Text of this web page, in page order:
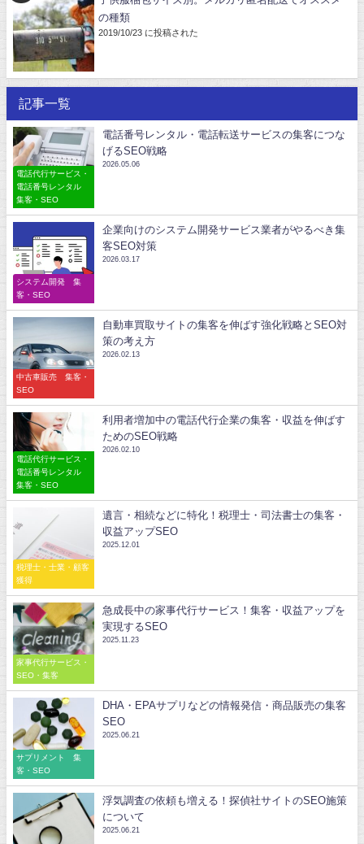
の種類
2019/10/23 に投稿された
記事一覧
電話代行サービス・
電話番号レンタル
集客・SEO
電話番号レンタル・電話転送サービスの集客につな
げるSEO戦略
2026.05.06
システム開発 集
客・SEO
企業向けのシステム開発サービス業者がやるべき集
客SEO対策
2026.03.17
中古車販売 集客・
SEO
自動車買取サイトの集客を伸ばす強化戦略とSEO対
策の考え方
2026.02.13
電話代行サービス・
電話番号レンタル
集客・SEO
利用者増加中の電話代行企業の集客・収益を伸ばす
ためのSEO戦略
2026.02.10
税理士・士業・顧客
獲得
遺言・相続などに特化！税理士・司法書士の集客・
収益アップSEO
2025.12.01
家事代行サービス・
SEO・集客
急成長中の家事代行サービス！集客・収益アップを
実現するSEO
2025.11.23
サプリメント 集
客・SEO
DHA・EPAサプリなどの情報発信・商品販売の集客
SEO
2025.06.21
浮気調査の依頼も増える！探偵社サイトのSEO施策
について
2025.06.21